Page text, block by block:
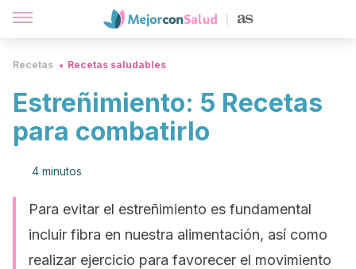
Recetas Recetas saludables
Estreñimiento: 5 Recetas
para combatirlo
4 minutos
Para evitar el estreñimiento es fundamental
incluir fibra en nuestra alimentación, así como
realizar ejercicio para favorecer el movimiento